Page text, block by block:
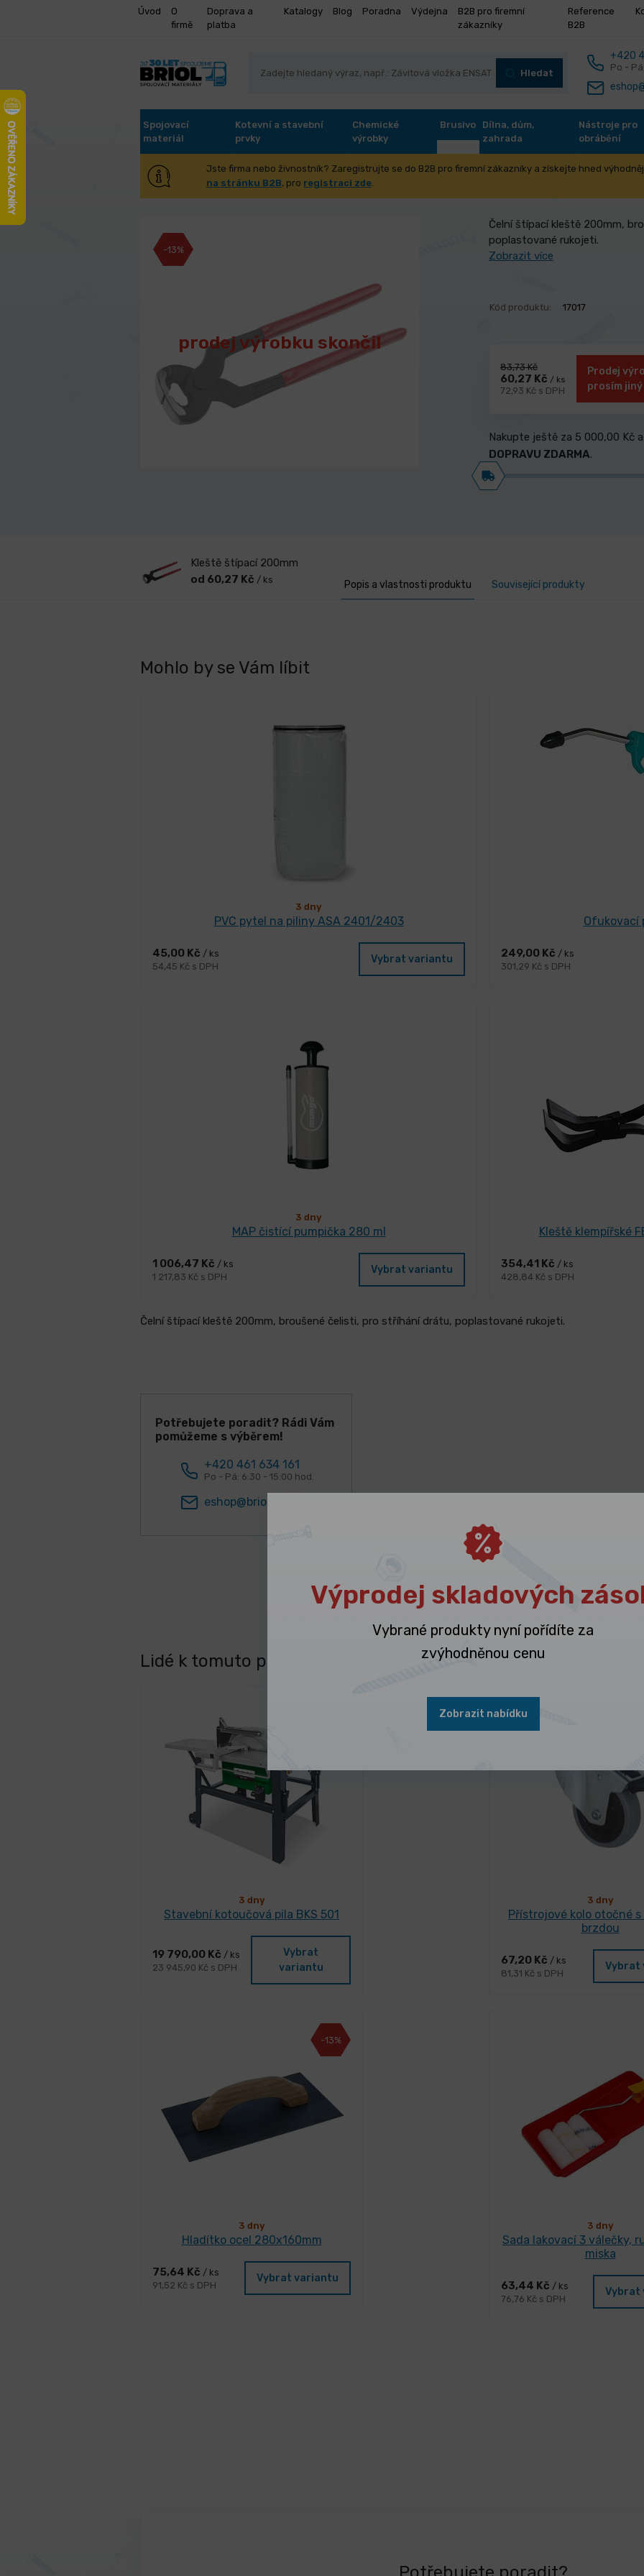
Úvod
O
firmě
Doprava a
platba
Katalogy Blog Poradna Výdejna
B2B pro firemní
zákazníky
Reference
B2B
Hledat
+420
Po -
Spojovací
materiál
Kotevní a stavební
prvky
Chemické
výrobky
Brusivo
Dílna, dům,
zahrada
Nástroje pro
obrábění
Jste firma nebo živnostník? Zaregistrujte se do B2B pro firemní zákazníky a získejte hned
na stránku B2B, pro registraci zde.
Kleště štípací 200mm
prodej výrobku skončil
-13%
Čelní štípací kleště 200mm,
poplastované rukojeti.
Zobrazit více
Kód produktu: 17017
83,73 Kč
60,27 Kč / ks
72,93 Kč s DPH
Prodej
prosím
Nakupte ještě za 5 000,00 Kč
DOPRAVU ZDARMA.
Kleště štípací 200mm
od 60,27 Kč / ks Popis a vlastnosti produktu Související produkty
Mohlo by se Vám líbit
3 dny
PVC pytel na piliny ASA 2401/2403
45,00 Kč / ks
54,45 Kč s DPH
Vybrat variantu
Ofukovací
249,00 Kč / ks
301,29 Kč s DPH
3 dny
MAP čistící pumpička 280 ml
1 006,47 Kč / ks
1 217,83 Kč s DPH
Vybrat variantu
Kleště klempířské
354,41 Kč / ks
428,84 Kč s DPH
Čelní štípací kleště 200mm, broušené čelisti, pro stříhání drátu, poplastované rukojeti.
Potřebujete poradit? Rádi Vám
pomůžeme s výběrem!
+420 461 634 161
Po - Pá: 6:30 - 15:00 hod.
eshop@briol.cz
Lidé k tomuto produktu nejčastěji kupují
3 dny
Stavební kotoučová pila BKS 501
19 790,00 Kč / ks
23 945,90 Kč s DPH
Vybrat
variantu
3 dny
Přístrojové kolo otočné s
brzdou
67,20 Kč / ks
81,31 Kč s DPH
Vybrat
-13%
3 dny
Hladítko ocel 280x160mm
75,64 Kč / ks
91,52 Kč s DPH
Vybrat variantu
3 dny
Sada lakovací 3 válečky,
miska
63,44 Kč / ks
76,76 Kč s DPH
Vybrat
Výprodej skladových
Vybrané produkty nyní pořídíte za
zvýhodněnou cenu
Zobrazit nabídku